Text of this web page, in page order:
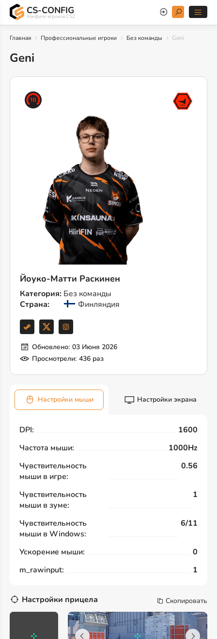
CS-CONFIG
Конфиги игроков CS2
Главная Профессиональные игроки Без команды Geni
Geni
Йоуко-Матти Раскинен
Категория: Без команды
Страна:
Финляндия
Обновлено: 03 Июня 2026
Просмотрели: 436 раз
Настройки мыши Настройки экрана
DPI:
1600
Частота мыши:
1000Hz
Чувствительность
мыши в игре:
0.56
Чувствительность
мыши в зуме:
1
Чувствительность
мыши в Windows:
6/11
Ускорение мыши:
0
m_rawinput:
1
Настройки прицела Скопировать